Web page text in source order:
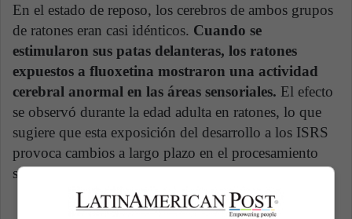
En el estado de reposo, los cerebros de ambos grupos
de ratones eran casi idénticos. Cuando se
estimularon sus patas delanteras, los ratones
expuestos a fluoxetina mostraron una actividad
cerebral anormal en las áreas sensoriales. El efecto
se observó durante la edad adulta en ratones, lo que
sugiere que esta exposición del desarrollo a los ISRS
provoca cambios a largo plazo en el procesamiento
sensorial.